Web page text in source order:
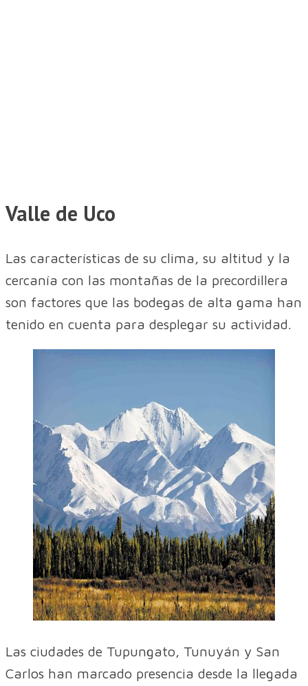
Valle de Uco
Las características de su clima, su altitud y la
cercanía con las montañas de la precordillera
son factores que las bodegas de alta gama han
tenido en cuenta para desplegar su actividad.
Las ciudades de Tupungato, Tunuyán y San
Carlos han marcado presencia desde la llegada